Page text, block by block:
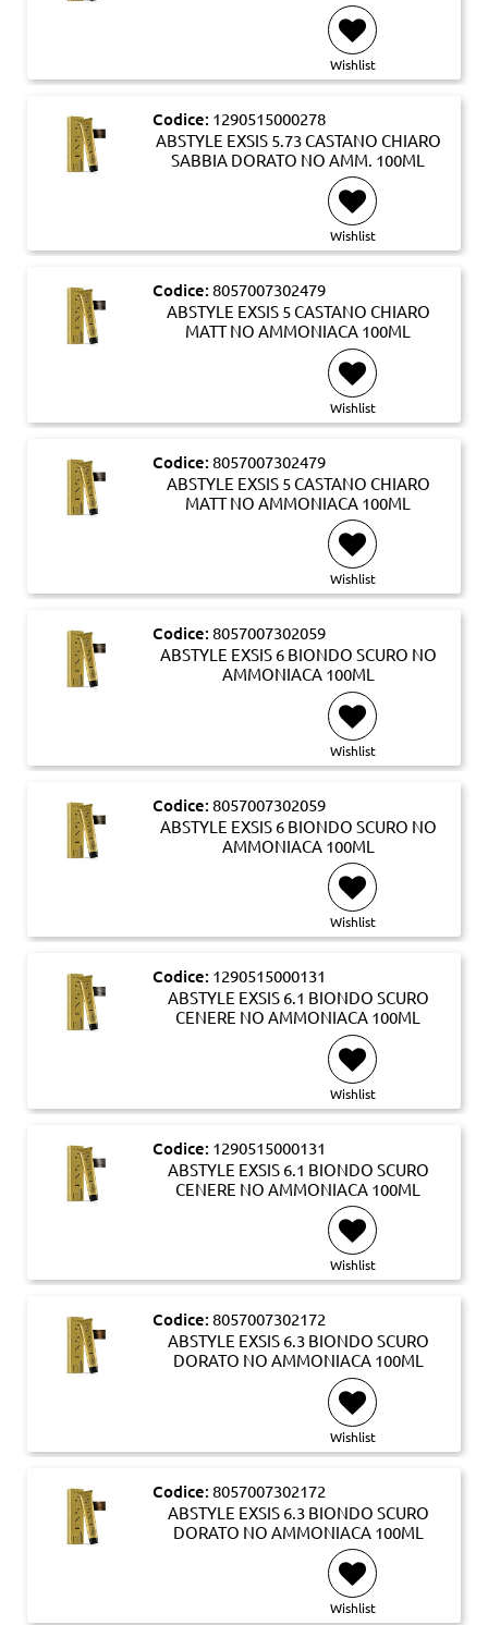
Wishlist
Codice: 1290515000278
ABSTYLE EXSIS 5.73 CASTANO CHIARO
SABBIA DORATO NO AMM. 100ML
Wishlist
Codice: 8057007302479
ABSTYLE EXSIS 5 CASTANO CHIARO
MATT NO AMMONIACA 100ML
Wishlist
Codice: 8057007302479
ABSTYLE EXSIS 5 CASTANO CHIARO
MATT NO AMMONIACA 100ML
Wishlist
Codice: 8057007302059
ABSTYLE EXSIS 6 BIONDO SCURO NO
AMMONIACA 100ML
Wishlist
Codice: 8057007302059
ABSTYLE EXSIS 6 BIONDO SCURO NO
AMMONIACA 100ML
Wishlist
Codice: 1290515000131
ABSTYLE EXSIS 6.1 BIONDO SCURO
CENERE NO AMMONIACA 100ML
Wishlist
Codice: 1290515000131
ABSTYLE EXSIS 6.1 BIONDO SCURO
CENERE NO AMMONIACA 100ML
Wishlist
Codice: 8057007302172
ABSTYLE EXSIS 6.3 BIONDO SCURO
DORATO NO AMMONIACA 100ML
Wishlist
Codice: 8057007302172
ABSTYLE EXSIS 6.3 BIONDO SCURO
DORATO NO AMMONIACA 100ML
Wishlist